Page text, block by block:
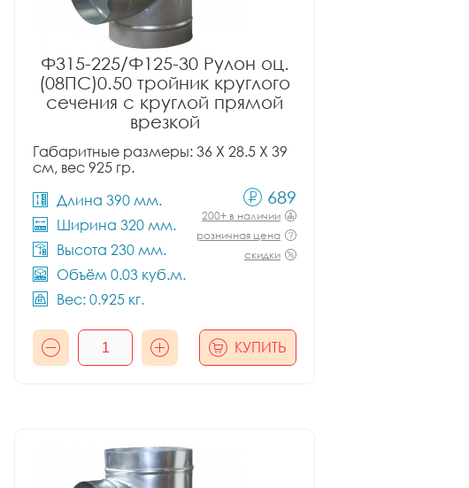
Ф315-225/Ф125-30 Рулон оц.
(08ПС)0.50 тройник круглого
сечения с круглой прямой
врезкой
Габаритные размеры: 36 X 28.5 X 39
см, вес 925 гр.
Длина 390 мм.
Ширина 320 мм.
Высота 230 мм.
Объём 0.03 куб.м.
Вес: 0.925 кг.
689
200+ в наличии
розничная цена
скидки
КУПИТЬ